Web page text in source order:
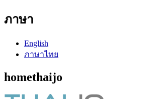
ภาษา
English
ภาษาไทย
homethaijo